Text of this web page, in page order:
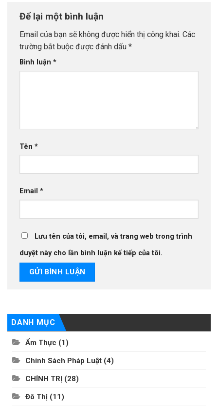
Để lại một bình luận
Email của bạn sẽ không được hiển thị công khai. Các
trường bắt buộc được đánh dấu *
Bình luận *
Tên *
Email *
Lưu tên của tôi, email, và trang web trong trình
duyệt này cho lần bình luận kế tiếp của tôi.
DANH MỤC
Ẩm Thực (1)
Chính Sách Pháp Luật (4)
CHÍNH TRỊ (28)
Đô Thị (11)